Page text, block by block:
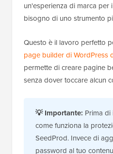
un'esperienza di marca per
bisogno di uno strumento
Questo è il lavoro perfetto
page builder di WordPress
permette di creare pagine
senza dover toccare alcun
💡 Importante: Prima
come funziona la
SeedProd. Invece di
password al tuo